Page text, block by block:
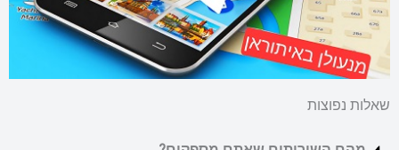
שאלות נפוצות